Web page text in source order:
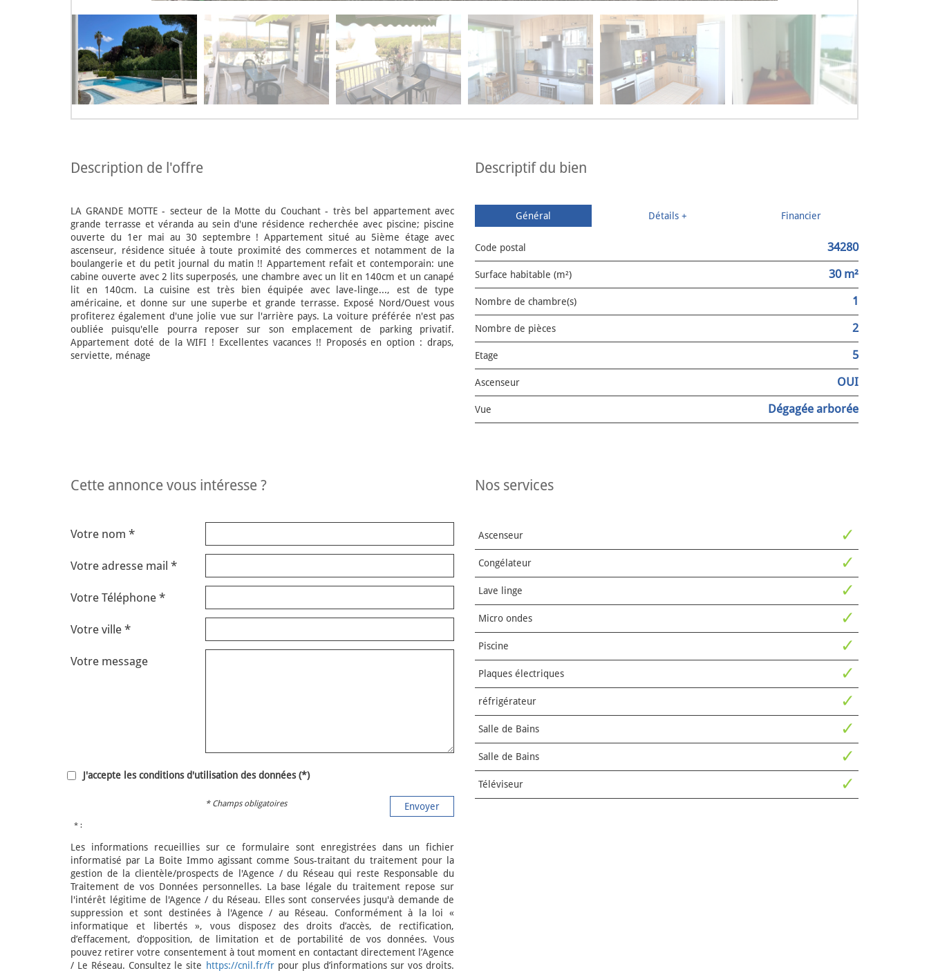
description de l'offre
LA GRANDE MOTTE - secteur de la Motte du Couchant - très bel appartement avec
grande terrasse et véranda au sein d'une résidence recherchée avec piscine; piscine
ouverte du 1er mai au 30 septembre ! Appartement situé au 5ième étage avec
ascenseur, résidence située à toute proximité des commerces et notamment de la
boulangerie et du petit journal du matin !! Appartement refait et contemporain: une
cabine ouverte avec 2 lits superposés, une chambre avec un lit en 140cm et un canapé
lit en 140cm. La cuisine est très bien équipée avec lave-linge..., est de type
américaine, et donne sur une superbe et grande terrasse. Exposé Nord/Ouest vous
profiterez également d'une jolie vue sur l'arrière pays. La voiture préférée n'est pas
oubliée puisqu'elle pourra reposer sur son emplacement de parking privatif.
Appartement doté de la WIFI ! Excellentes vacances !! Proposés en option : draps,
serviette, ménage
descriptif du bien
Général Détails + Financier
Code postal 34280
Surface habitable (m²) 30 m²
Nombre de chambre(s) 1
Nombre de pièces 2
Etage 5
Ascenseur OUI
Vue Dégagée arborée
cette annonce vous intéresse ?
Votre nom *
Votre adresse mail *
Votre Téléphone *
Votre ville *
Votre message
J'accepte les conditions d'utilisation des données (*)
Envoyer
* Champs obligatoires
* :
Les informations recueillies sur ce formulaire sont enregistrées dans un fichier
informatisé par La Boite Immo agissant comme Sous-traitant du traitement pour la
gestion de la clientèle/prospects de l'Agence / du Réseau qui reste Responsable du
Traitement de vos Données personnelles. La base légale du traitement repose sur
l'intérêt légitime de l'Agence / du Réseau. Elles sont conservées jusqu'à demande de
suppression et sont destinées à l'Agence / au Réseau. Conformément à la loi «
informatique et libertés », vous disposez des droits d’accès, de rectification,
d’effacement, d’opposition, de limitation et de portabilité de vos données. Vous
pouvez retirer votre consentement à tout moment en contactant directement l’Agence
/ Le Réseau. Consultez le site https://cnil.fr/frpour plus d’informations sur vos droits.
nos services
Ascenseur ✓
Congélateur ✓
Lave linge ✓
Micro ondes ✓
Piscine ✓
Plaques électriques ✓
réfrigérateur ✓
Salle de Bains ✓
Salle de Bains ✓
Téléviseur ✓